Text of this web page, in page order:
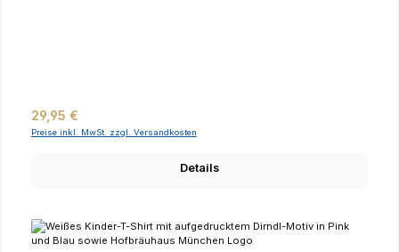
Regulärer Preis:
29,95 €
Preise inkl. MwSt. zzgl. Versandkosten
Details